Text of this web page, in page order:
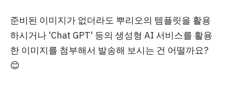
준비된 이미지가 없더라도 뿌리오의 템플릿을 활용
하시거나 'Chat GPT' 등의 생성형 AI 서비스를 활용
한 이미지를 첨부해서 발송해 보시는 건 어떨까요?
😊